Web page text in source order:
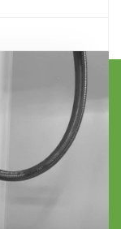
Geen
aan uw
voor vaak
lengen of